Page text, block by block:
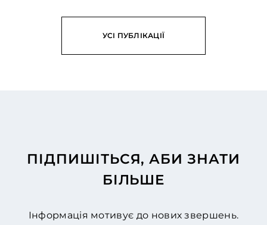
УСІ ПУБЛІКАЦІЇ
ПІДПИШІТЬСЯ, АБИ ЗНАТИ
БІЛЬШЕ
Інформація мотивує до нових звершень.